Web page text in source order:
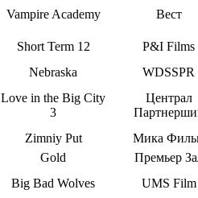
Vampire Academy Вест
Short Term 12
P&I Films
Nebraska WDSSPR
Love in the Big City
3
Централ
Zimniy Put
Мика
Gold
Премьер
Big Bad Wolves UMS Film